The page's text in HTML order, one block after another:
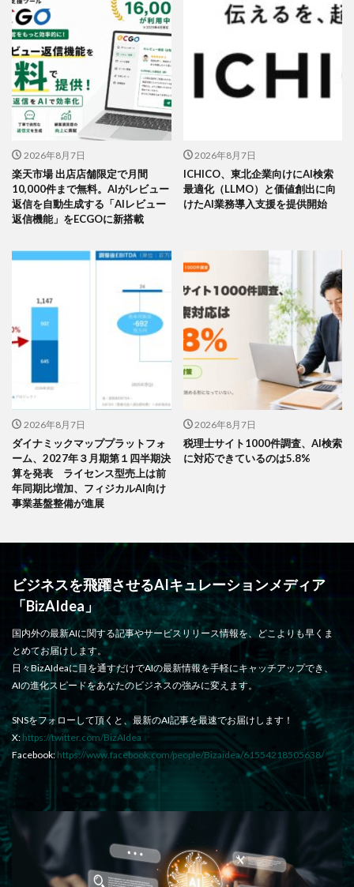
2026年8月7日
楽天市場 出店店舗限定で月間
10,000件まで無料。AIがレビュー
返信を自動生成する「AIレビュー
返信機能」をECGOに新搭載
2026年8月7日
ICHICO、東北企業向けにAI検索
最適化（LLMO）と価値創出に向
けたAI業務導入支援を提供開始
2026年8月7日
ダイナミックマッププラットフォ
ーム、2027年３月期第１四半期決
算を発表 ライセンス型売上は前
年同期比増加、フィジカルAI向け
事業基盤整備が進展
2026年8月7日
税理士サイト1000件調査、AI検索
に対応できているのは5.8%
ビジネスを飛躍させるAIキュレーションメディア
「BizAIdea」
国内外の最新AIに関する記事やサービスリリース情報を、どこよりも早くま
とめてお届けします。
日々BizAIdeaに目を通すだけでAIの最新情報を手軽にキャッチアップでき、
AIの進化スピードをあなたのビジネスの強みに変えます。
SNSをフォローして頂くと、最新のAI記事を最速でお届けします！
X: https://twitter.com/BizAIdea
Facebook: https://www.facebook.com/people/Bizaidea/61554218505638/